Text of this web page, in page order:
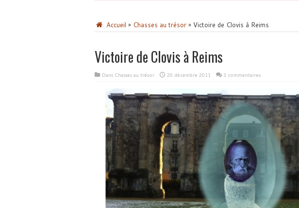
Accueil » Chasses au trésor » Victoire de Clovis à Reims
Victoire de Clovis à Reims
Dans Chasses au trésor 20 décembre 2011 3 commentaires